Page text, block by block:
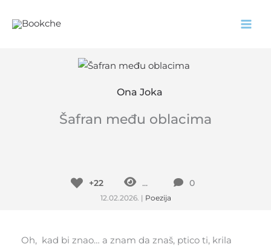
Ona Joka
Šafran među oblacima
+22 ... 0
12.02.2026. | Poezija
Oh, kad bi znao… a znam da znaš, ptico ti, krila